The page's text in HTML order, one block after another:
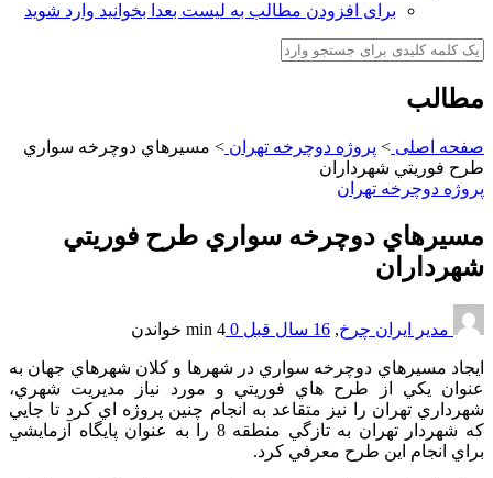
برای افزودن مطالب به لیست بعدا بخوانید وارد شوید
مطالب
صفحه اصلی > پروژه دوچرخه تهران > مسيرهاي دوچرخه سواري
طرح فوريتي شهرداران
پروژه دوچرخه تهران
مسيرهاي دوچرخه سواري طرح فوريتي
شهرداران
مدیر ایران چرخ, 16 سال قبل 0
4 min خواندن
ايجاد مسيرهاي دوچرخه سواري در شهرها و کلان شهرهاي جهان به
عنوان يکي از طرح هاي فوريتي و مورد نياز مديريت شهري،
شهرداري تهران را نيز متقاعد به انجام چنين پروژه اي کرد تا جايي
که شهردار تهران به تازگي منطقه 8 را به عنوان پايگاه آزمايشي
براي انجام اين طرح معرفي کرد.